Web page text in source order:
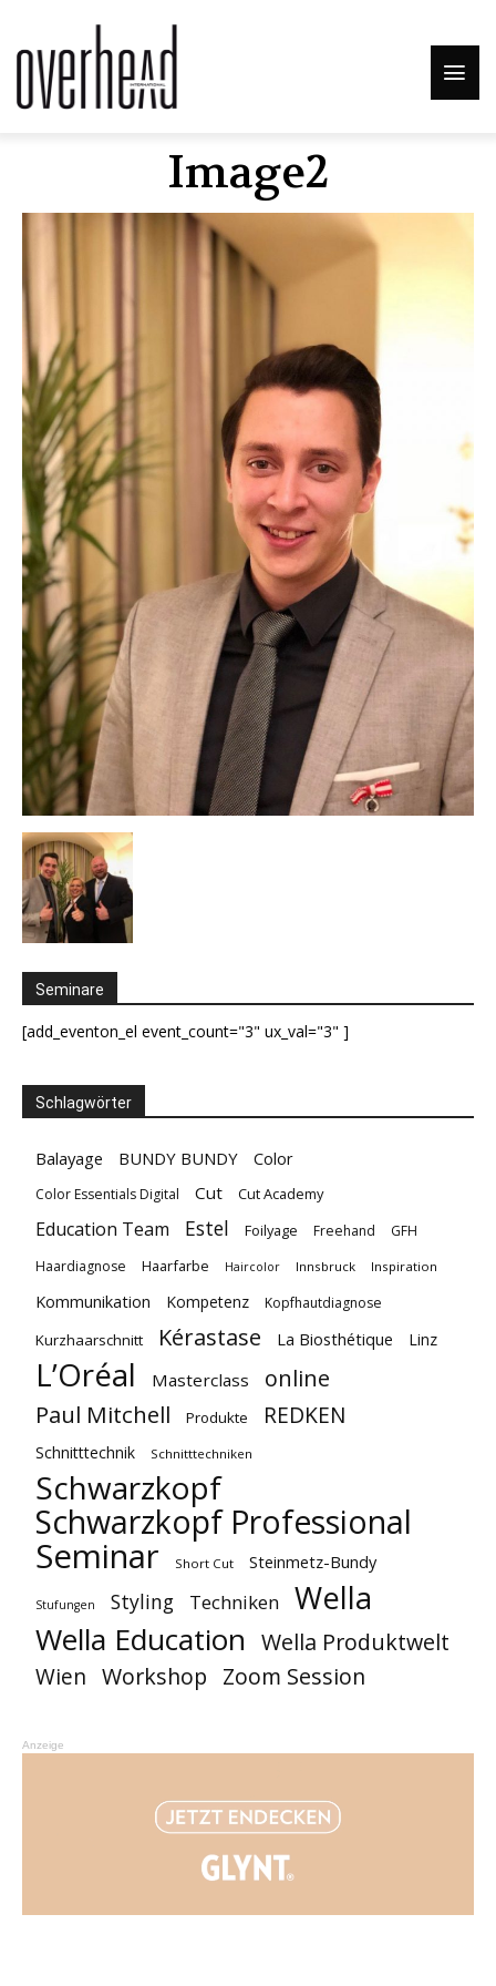
Image2
Seminare
[add_eventon_el event_count="3" ux_val="3" ]
Schlagwörter
Balayage BUNDY BUNDY Color
Color Essentials Digital Cut Cut Academy
Education Team Estel Foilyage Freehand
GFH
Haardiagnose
Haarfarbe Haircolor Innsbruck Inspiration
Kommunikation Kompetenz Kopfhautdiagnose
Kurzhaarschnitt Kérastase La Biosthétique Linz
L’Oréal Masterclass online
Paul Mitchell Produkte REDKEN
Schnitttechnik Schnitttechniken
Schwarzkopf
Schwarzkopf Professional
Seminar Short Cut Steinmetz-Bundy
Stufungen Styling Techniken Wella
Wella Education Wella Produktwelt
Wien Workshop Zoom Session
Anzeige